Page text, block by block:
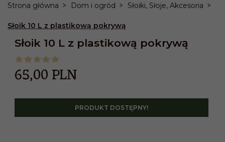
Strona główna Dom i ogród Słoiki, Słoje, Akcesoria
Słoik 10 L z plastikową pokrywą
Słoik 10 L z plastikową pokrywą
65,00PLN
PRODUKT DOSTĘPNY!